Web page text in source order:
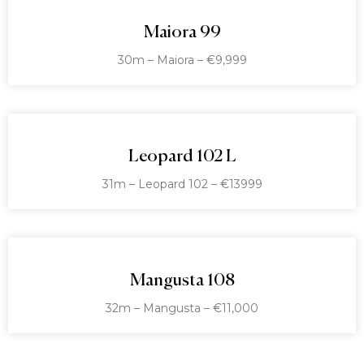
Maiora 99
30m – Maiora – €9,999
Leopard 102 L
31m – Leopard 102 – €13999
Mangusta 108
32m – Mangusta – €11,000